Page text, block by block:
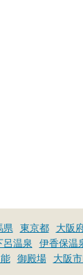
県 東京都 大阪
呂温泉 伊香保温
御殿場 大阪